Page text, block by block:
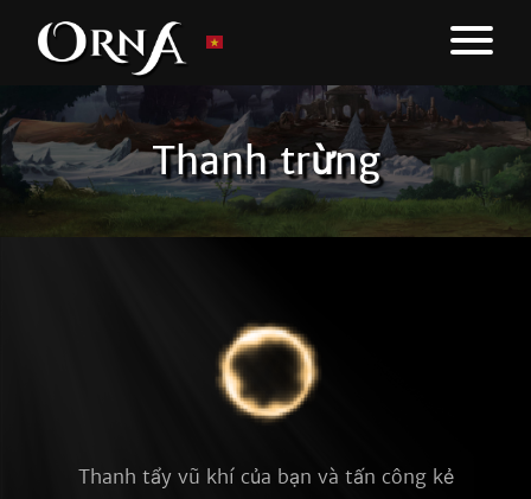
Thanh trừng
Thanh tẩy vũ khí của bạn và tấn công kẻ